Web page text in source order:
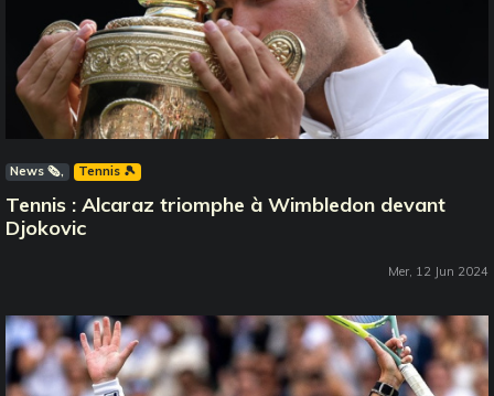
News 🗞️ Tennis 🎾
Tennis : Alcaraz triomphe à Wimbledon devant
Djokovic
Mer, 12 Jun 2024